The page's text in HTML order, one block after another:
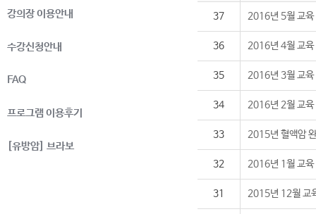
강의장 이용안내
수강신청안내
FAQ
프로그램 이용후기
[유방암] 브라보
37 2016년 5월 교육
36 2016년 4월 교육
35 2016년 3월 교육
34 2016년 2월 교육
33 2015년 혈액암
32 2016년 1월 교육
31 2015년 12월 교